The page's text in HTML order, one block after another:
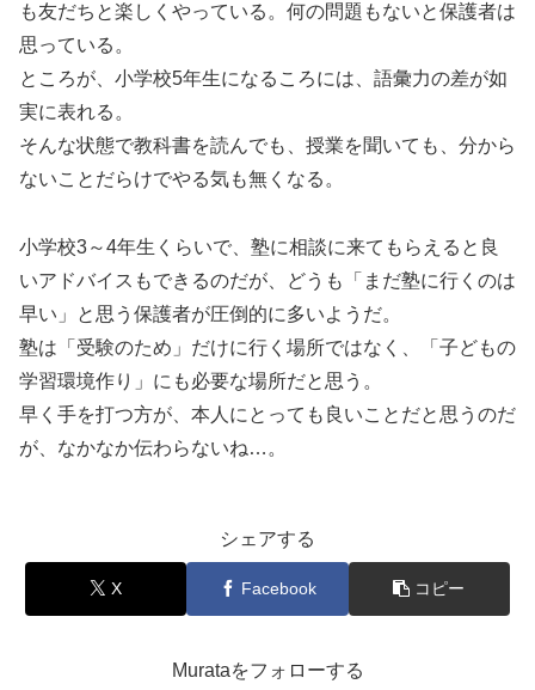
も友だちと楽しくやっている。何の問題もないと保護者は
思っている。
ところが、小学校5年生になるころには、語彙力の差が如
実に表れる。
そんな状態で教科書を読んでも、授業を聞いても、分から
ないことだらけでやる気も無くなる。
小学校3～4年生くらいで、塾に相談に来てもらえると良
いアドバイスもできるのだが、どうも「まだ塾に行くのは
早い」と思う保護者が圧倒的に多いようだ。
塾は「受験のため」だけに行く場所ではなく、「子どもの
学習環境作り」にも必要な場所だと思う。
早く手を打つ方が、本人にとっても良いことだと思うのだ
が、なかなか伝わらないね…。
シェアする
X Facebook コピー
Murataをフォローする